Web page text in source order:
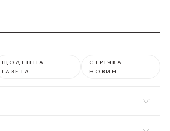
ЩОДЕННА
ГАЗЕТА
СТРІЧКА
НОВИН